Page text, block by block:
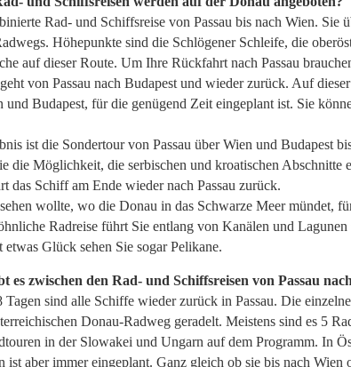
Rad- und Schiffsreise von Passau bis nach Wien.
Höhepunkte sind die Schlögener Schleife, die
auf dieser Route. Um Ihre Rückfahrt nach Passau
von Passau nach Budapest und wieder zurück. Auf
und Budapest, für die genügend Zeit eingeplant ist. Sie
ist die Sondertour von Passau über Wien und
die Möglichkeit, die serbischen und kroatischen
das Schiff am Ende wieder nach Passau zurück.
wollte, wo die Donau in das Schwarze Meer mündet,
Radreise führt Sie entlang von Kanälen und
Glück sehen Sie sogar Pelikane.
es zwischen den Rad- und Schiffsreisen von Passau
sind alle Schiffe wieder zurück in Passau. Die
Donau-Radweg geradelt. Meistens sind es 5
in der Slowakei und Ungarn auf dem Programm. In
ist aber immer eingeplant. Ganz gleich ob sie bis nach